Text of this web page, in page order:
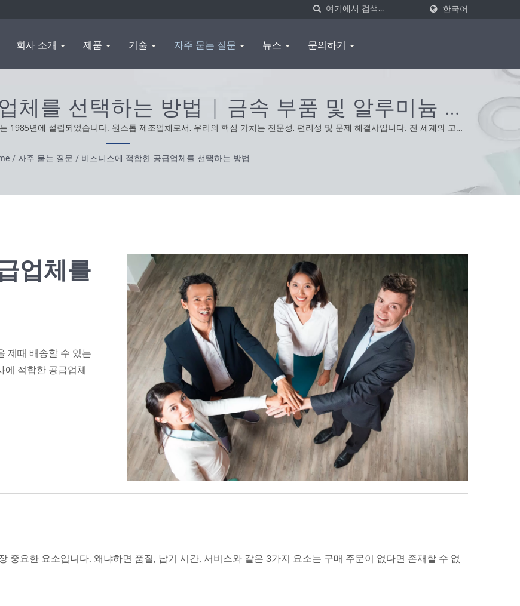
한국어
회사 소개 제품 기술 자주 묻는 질문 뉴스 문의하기
체를 선택하는 방법 | 금속 부품 및 알루미늄 압
출 제조 | WAS SHENG
1985년에 설립되었습니다. 원스톱 제조업체로서, 우리의 핵심 가치는 전문성, 편리성 및 문제 해결사입니다. 전 세계의 고객
는 정직하고 실용적이며 신뢰할 수 있는 태도로 최고의 서비스와 제품을 제공합니다.
/ 자주 묻는 질문 / 비즈니스에 적합한 공급업체를 선택하는 방법
업체를
제때 배송할 수 있는
적합한 공급업체
중요한 요소입니다. 왜냐하면 품질, 납기 시간, 서비스와 같은 3가지 요소는 구매 주문이 없다면 존재할 수 없